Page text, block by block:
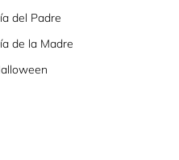
del Padre
de la Madre